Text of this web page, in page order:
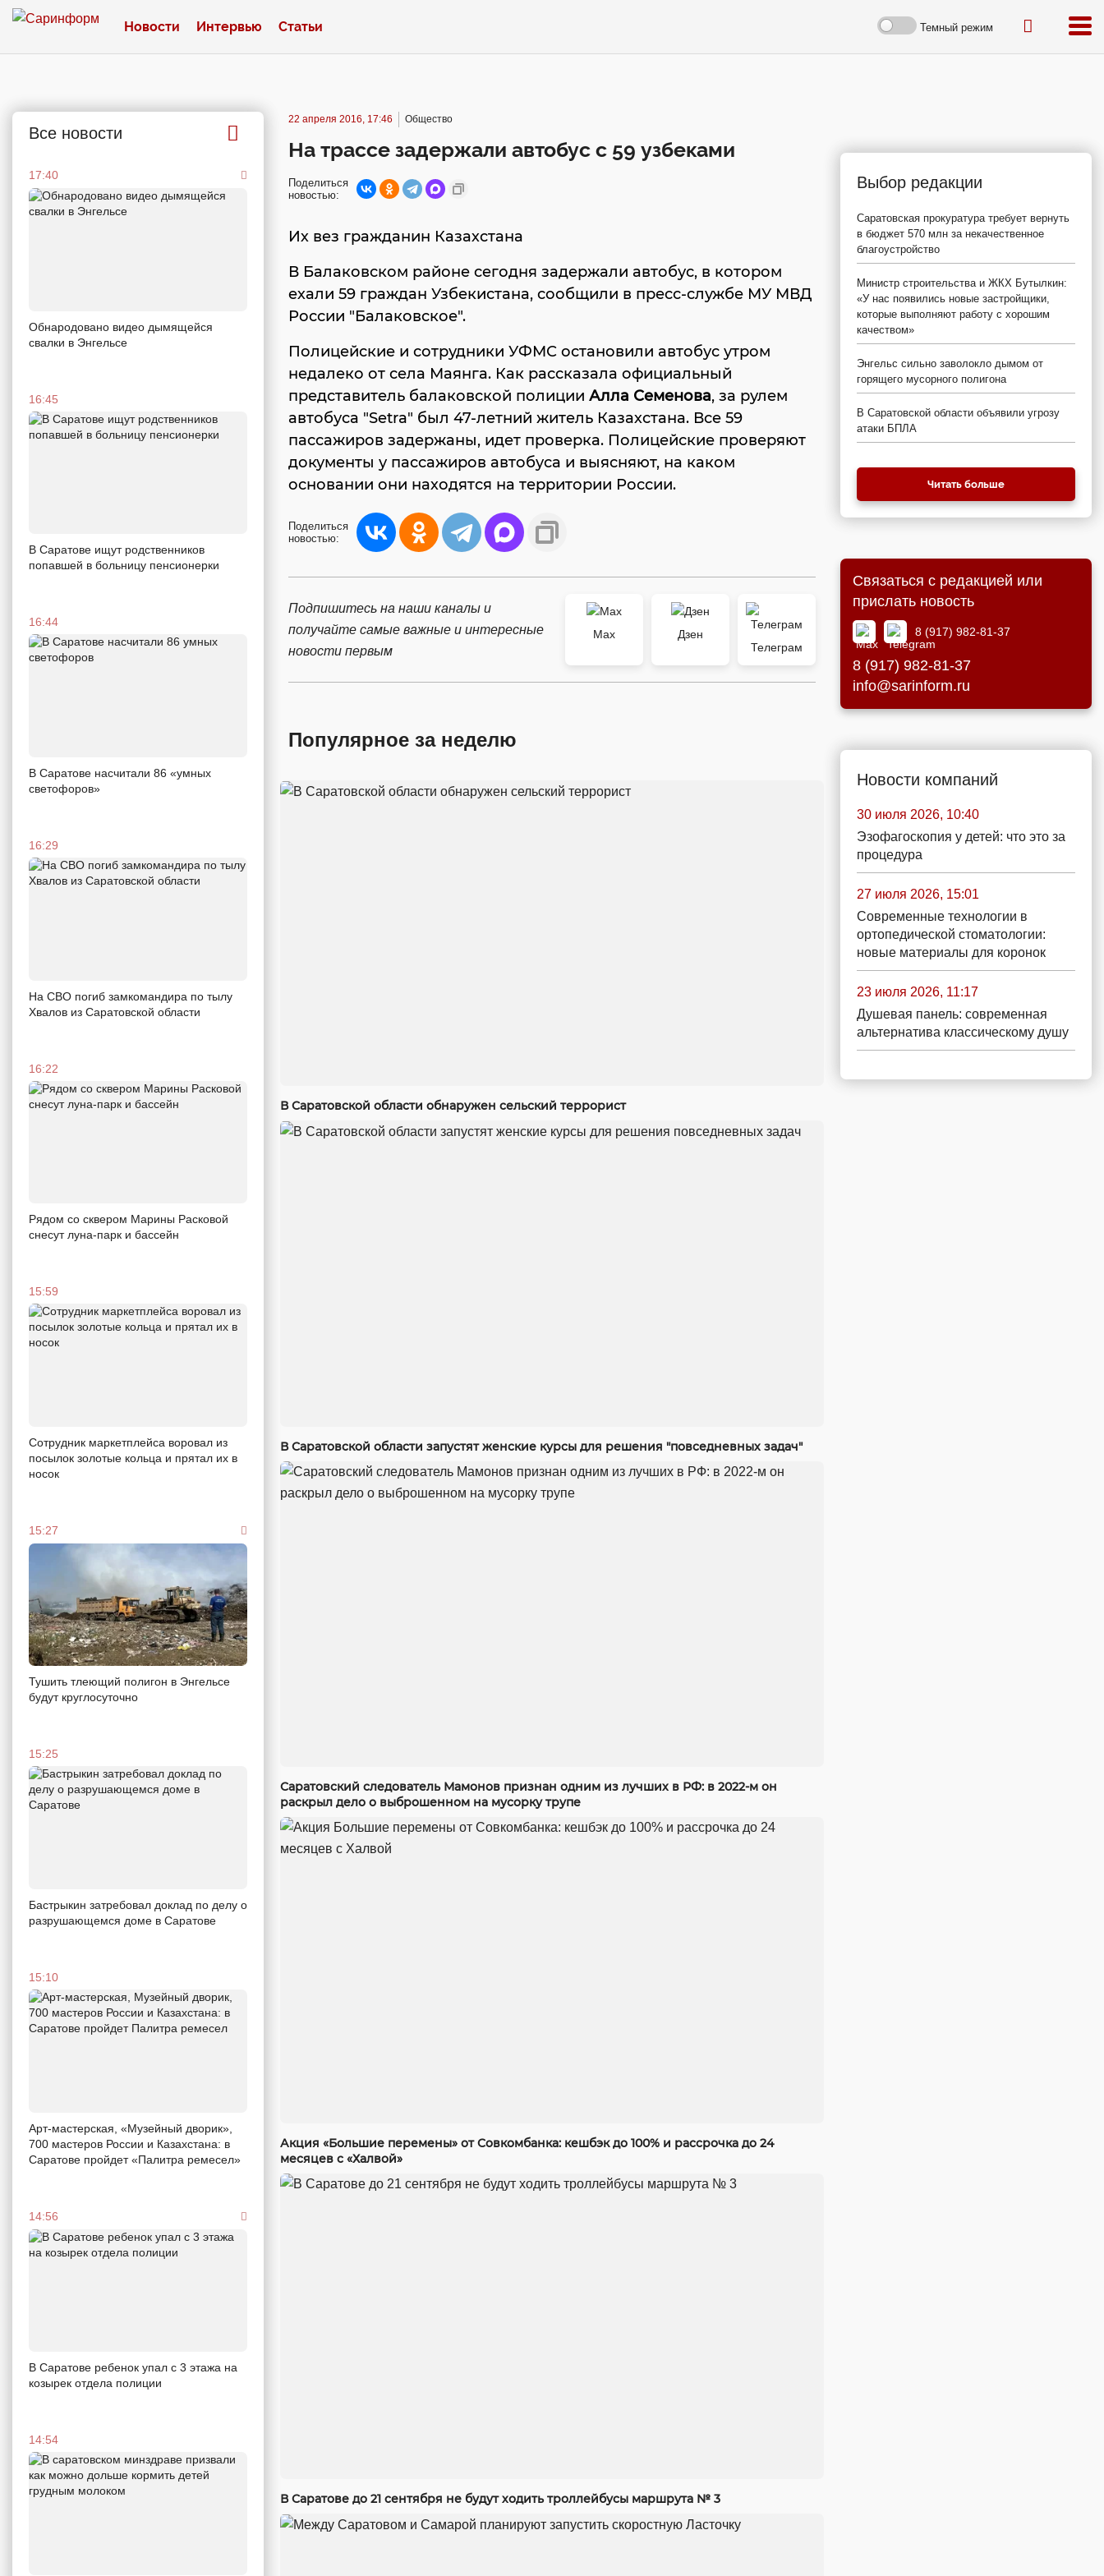
Новости Интервью Статьи Темный режим
Все новости
17:40
Обнародовано видео дымящейся
свалки в Энгельсе
16:45
В Саратове ищут родственников
попавшей в больницу пенсионерки
16:44
В Саратове насчитали 86 «умных
светофоров»
16:29
На СВО погиб замкомандира по тылу
Хвалов из Саратовской области
16:22
Рядом со сквером Марины Расковой
снесут луна-парк и бассейн
15:59
Сотрудник маркетплейса воровал из
посылок золотые кольца и прятал их в
носок
15:27
Тушить тлеющий полигон в Энгельсе
будут круглосуточно
15:25
Бастрыкин затребовал доклад по делу о
разрушающемся доме в Саратове
15:10
Арт-мастерская, «Музейный дворик»,
700 мастеров России и Казахстана: в
Саратове пройдет «Палитра ремесел»
14:56
В Саратове ребенок упал с 3 этажа на
козырек отдела полиции
14:54
22 апреля 2016, 17:46 Общество
На трассе задержали автобус с 59 узбеками
Поделиться
новостью:
Их вез гражданин Казахстана
В Балаковском районе сегодня задержали автобус, в котором
ехали 59 граждан Узбекистана, сообщили в пресс-службе МУ МВД
России "Балаковское".
Полицейские и сотрудники УФМС остановили автобус утром
недалеко от села Маянга. Как рассказала официальный
представитель балаковской полиции Алла Семенова, за рулем
автобуса "Setra" был 47-летний житель Казахстана. Все 59
пассажиров задержаны, идет проверка. Полицейские проверяют
документы у пассажиров автобуса и выясняют, на каком
основании они находятся на территории России.
Поделиться
новостью:
Подпишитесь на наши каналы и
получайте самые важные и интересные
новости первым
Max
Дзен
Телеграм
Популярное за неделю
В Саратовской области обнаружен сельский террорист
В Саратовской области запустят женские курсы для решения "повседневных задач"
Саратовский следователь Мамонов признан одним из лучших в РФ: в 2022-м он
раскрыл дело о выброшенном на мусорку трупе
Акция «Большие перемены» от Совкомбанка: кешбэк до 100% и рассрочка до 24
месяцев с «Халвой»
В Саратове до 21 сентября не будут ходить троллейбусы маршрута № 3
Выбор редакции
Саратовская прокуратура требует вернуть
в бюджет 570 млн за некачественное
благоустройство
Министр строительства и ЖКХ Бутылкин:
«У нас появились новые застройщики,
которые выполняют работу с хорошим
качеством»
Энгельс сильно заволокло дымом от
горящего мусорного полигона
В Саратовской области объявили угрозу
атаки БПЛА
Читать больше
Связаться с редакцией или
прислать новость
8 (917) 982-81-37
8 (917) 982-81-37
info@sarinform.ru
Новости компаний
30 июля 2026, 10:40
Эзофагоскопия у детей: что это за
процедура
27 июля 2026, 15:01
Современные технологии в
ортопедической стоматологии:
новые материалы для коронок
23 июля 2026, 11:17
Душевая панель: современная
альтернатива классическому душу